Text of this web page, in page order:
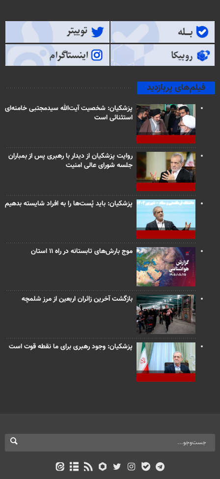
فیلم‌های پربازدید
پزشکیان: شخصیت آیت‌الله سیدمجتبی خامنه‌ای
استثنائی است
روایت پزشکیان از دیدار با رهبری پس از بمباران
جلسه شورای عالی امنیت
پزشکیان: باید پُست‌ها را به افراد شایسته بدهیم
موج بارش‌های تابستانه در راه ۱۱ استان
بازگشت آخرین زائران اربعین از مرز شلمچه
پزشکیان: وجود رهبری برای ما نقطه قوت است